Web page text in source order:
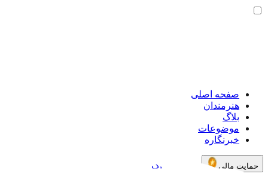
صفحه اصلی
هنرمندان
بلاگ
موضوعات
خبرنگاره
حمایت مالی خرید اشتراک